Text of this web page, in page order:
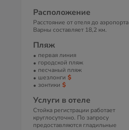
Расположение
Расстояние от отеля до аэропорта
Варны составляет 18,2 км.
Пляж
первая линия
городской пляж
песчаный пляж
шезлонги
зонтики
Услуги в отеле
Стойка регистрации работает
круглосуточно. По запросу
предоставляются гладильные